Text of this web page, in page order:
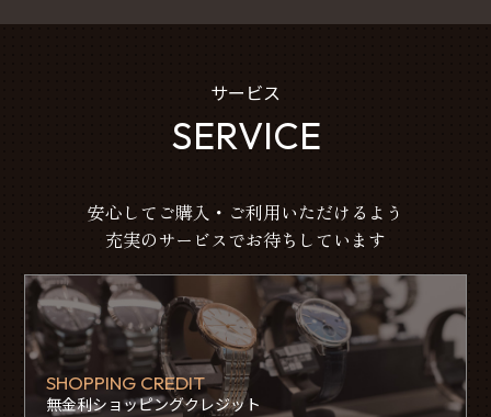
サービス
SERVICE
安心してご購入・ご利用いただけるよう
充実のサービスでお待ちしています
SHOPPING CREDIT
無金利ショッピングクレジット